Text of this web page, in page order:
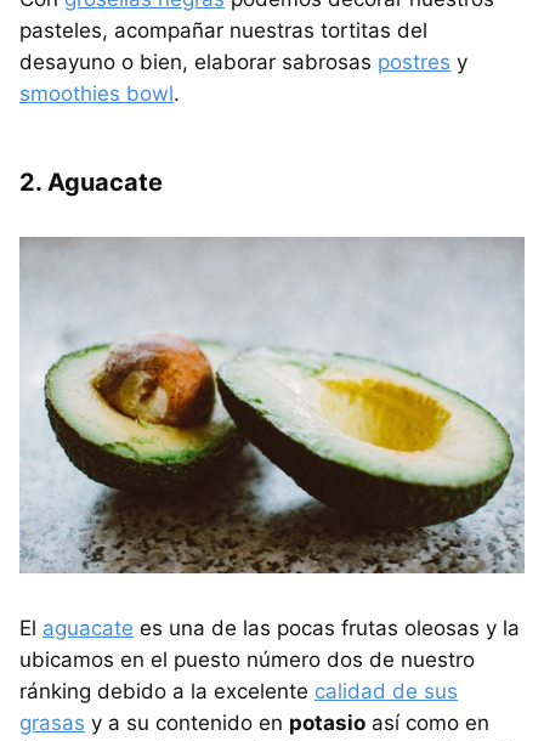
pasteles, acompañar nuestras tortitas del
desayuno o bien, elaborar sabrosas postres y
smoothies bowl.
2. Aguacate
El aguacate es una de las pocas frutas oleosas y la
ubicamos en el puesto número dos de nuestro
ránking debido a la excelente calidad de sus
grasas y a su contenido en potasio así como en